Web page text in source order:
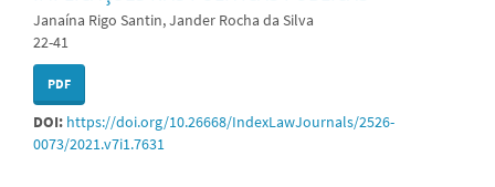
Janaína Rigo Santin, Jander Rocha da Silva
22-41
PDF
DOI: https://doi.org/10.26668/IndexLawJournals/2526-
0073/2021.v7i1.7631